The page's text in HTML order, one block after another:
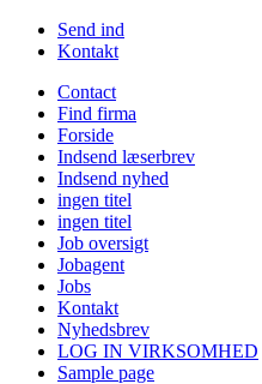
Send ind
Kontakt
Contact
Find firma
Forside
Indsend læserbrev
Indsend nyhed
ingen titel
ingen titel
Job oversigt
Jobagent
Jobs
Kontakt
Nyhedsbrev
LOG IN VIRKSOMHED
Sample page